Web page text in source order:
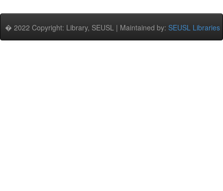
� 2022 Copyright: Library, SEUSL | Maintained by: SEUSL Libraries